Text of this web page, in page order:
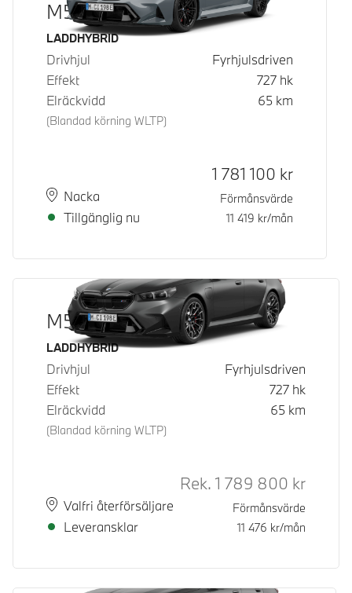
M5 Touring
Bränsle
LADDHYBRID
Drivhjul
Fyrhjulsdriven
Effekt
727 hk
Elräckvidd
(Blandad körning WLTP)
65 km
PlatsNacka
Leveranstid
Tillgänglig nu
Kontantpris
1 781 100 kr
Förmånsvärde
11 419 kr/mån
M5 Touring
Bränsle
LADDHYBRID
Drivhjul
Fyrhjulsdriven
Effekt
727 hk
Elräckvidd
(Blandad körning WLTP)
65 km
PlatsValfri återförsäljare
Leveranstid
Leveransklar
Rek.
Rek. 1 789 800 kr
Förmånsvärde
11 476 kr/mån